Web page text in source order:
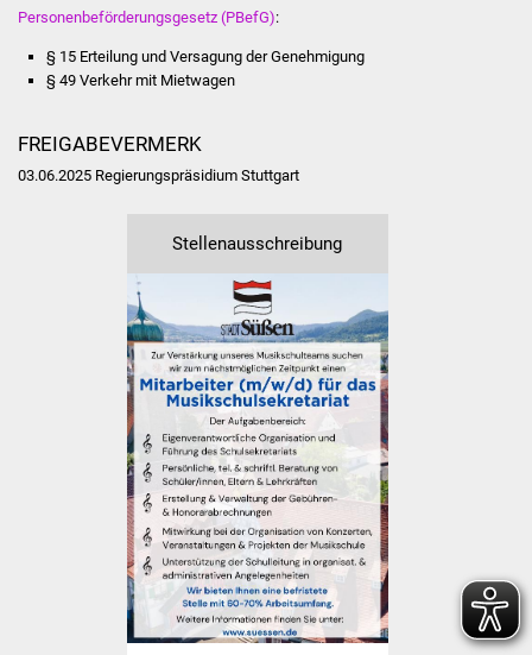
Schülerferienprogramm
Migration und Integration
Freundeskreis Asyl
Ukraine-Hilfe
Wohnen
Bauen in Süßen
Wohnimmobilien +
Baugrundstücke
Personenbeförderungsgesetz (PBefG):
§ 15 Erteilung und Versagung der Genehmigung
§ 49 Verkehr mit Mietwagen
FREIGABEVERMERK
03.06.2025 Regierungspräsidium Stuttgart
Stellenausschreibung